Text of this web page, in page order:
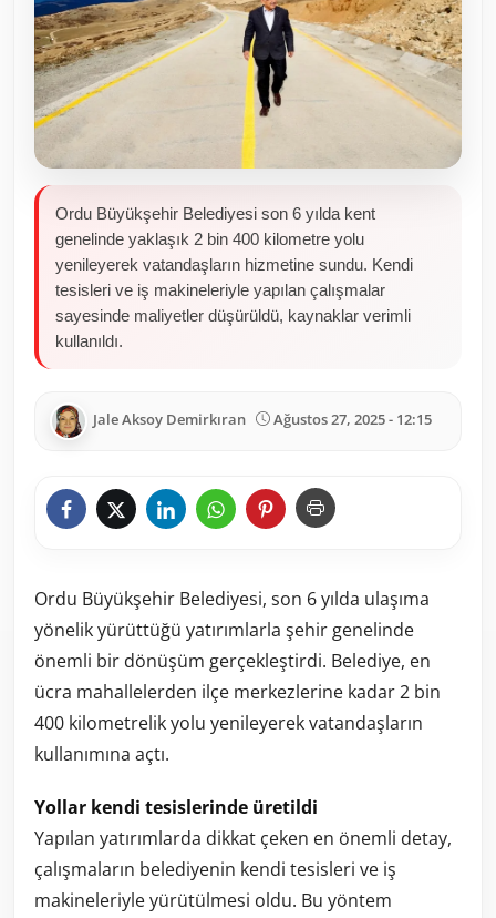
Ordu Büyükşehir Belediyesi son 6 yılda kent
genelinde yaklaşık 2 bin 400 kilometre yolu
yenileyerek vatandaşların hizmetine sundu. Kendi
tesisleri ve iş makineleriyle yapılan çalışmalar
sayesinde maliyetler düşürüldü, kaynaklar verimli
kullanıldı.
Jale Aksoy Demirkıran Ağustos 27, 2025 - 12:15
Ordu Büyükşehir Belediyesi, son 6 yılda ulaşıma
yönelik yürüttüğü yatırımlarla şehir genelinde
önemli bir dönüşüm gerçekleştirdi. Belediye, en
ücra mahallelerden ilçe merkezlerine kadar 2 bin
400 kilometrelik yolu yenileyerek vatandaşların
kullanımına açtı.
Yollar kendi tesislerinde üretildi
Yapılan yatırımlarda dikkat çeken en önemli detay,
çalışmaların belediyenin kendi tesisleri ve iş
makineleriyle yürütülmesi oldu. Bu yöntem